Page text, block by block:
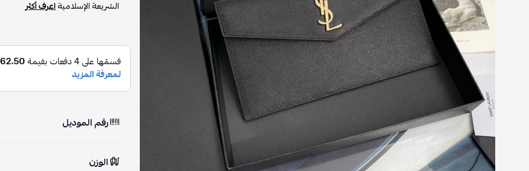
الشريعة الإسلاميةاعرف أكثر
رقم الموديل
الوزن